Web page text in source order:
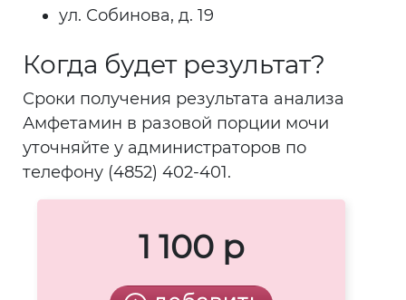
ул. Собинова, д. 19
Когда будет результат?
Сроки получения результата анализа
Амфетамин в разовой порции мочи
уточняйте у администраторов по
телефону (4852) 402-401.
1 100 р